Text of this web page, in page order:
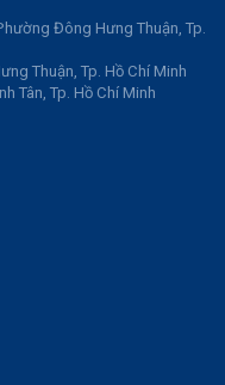
Đông Hưng Thuận, Tp.
Thuận, Tp. Hồ Chí Minh
Tân, Tp. Hồ Chí Minh